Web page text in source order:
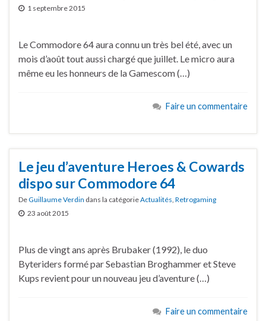
1 septembre 2015
Le Commodore 64 aura connu un très bel été, avec un
mois d’août tout aussi chargé que juillet. Le micro aura
même eu les honneurs de la Gamescom (…)
Faire un commentaire
Le jeu d’aventure Heroes & Cowards
dispo sur Commodore 64
DeGuillaume Verdin dans la catégorieActualités Retrogaming
23 août 2015
Plus de vingt ans après Brubaker (1992), le duo
Byteriders formé par Sebastian Broghammer et Steve
Kups revient pour un nouveau jeu d’aventure (…)
Faire un commentaire